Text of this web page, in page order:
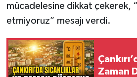
mücadelesine dikkat çekerek,
etmiyoruz” mesajı verdi.
Zaman